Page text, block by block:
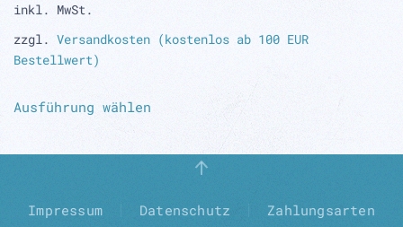
inkl. MwSt.
zzgl. Versandkosten (kostenlos ab 100 EUR
Bestellwert)
Ausführung wählen
mehrere
Varianten
Impressum Datenschutz
Zahlungsarten